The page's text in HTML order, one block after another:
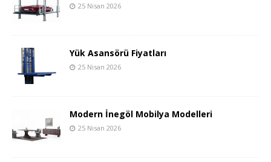
25 Nisan 2026
Yük Asansörü Fiyatları
25 Nisan 2026
Modern İnegöl Mobilya Modelleri
25 Nisan 2026